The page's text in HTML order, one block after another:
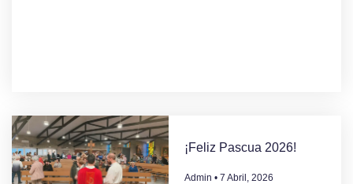
¡Feliz Pascua 2026!
Admin 7 Abril, 2026